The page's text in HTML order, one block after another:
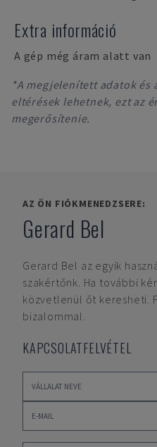
Extra információ
A gép még áram alatt van
*A megjelenített adatok és
eltérések lehetnek, ezt az
megerősítenie.
AZ ÖN FIÓKMENEDZSERE:
Gerard Bel
Gerard Bel az egyik
szakértőnk. Ha további
közvetlenül őt keresheti.
bizalommal.
KAPCSOLATFELVÉTEL